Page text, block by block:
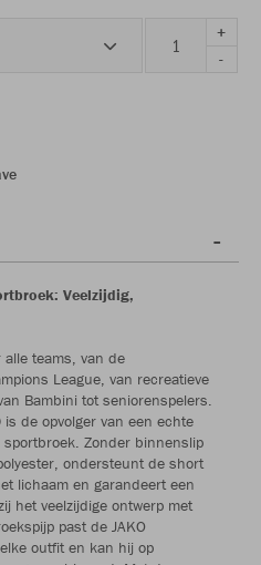
+
-
Veelzijdig,
alle teams, van de
League, van recreatieve
Bambini tot seniorenspelers.
is de opvolger van een echte
sportbroek. Zonder binnenslip
ondersteunt de short
lichaam en garandeert een
het veelzijdige ontwerp met
past de JAKO
outfit en kan hij op